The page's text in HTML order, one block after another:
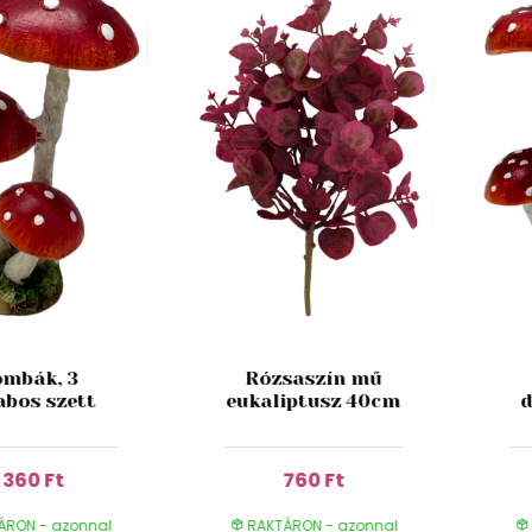
3
szett
360 Ft
- azonnal
Rózsaszín mű
eukaliptusz 40cm
760 Ft
RAKTÁRON - azonnal